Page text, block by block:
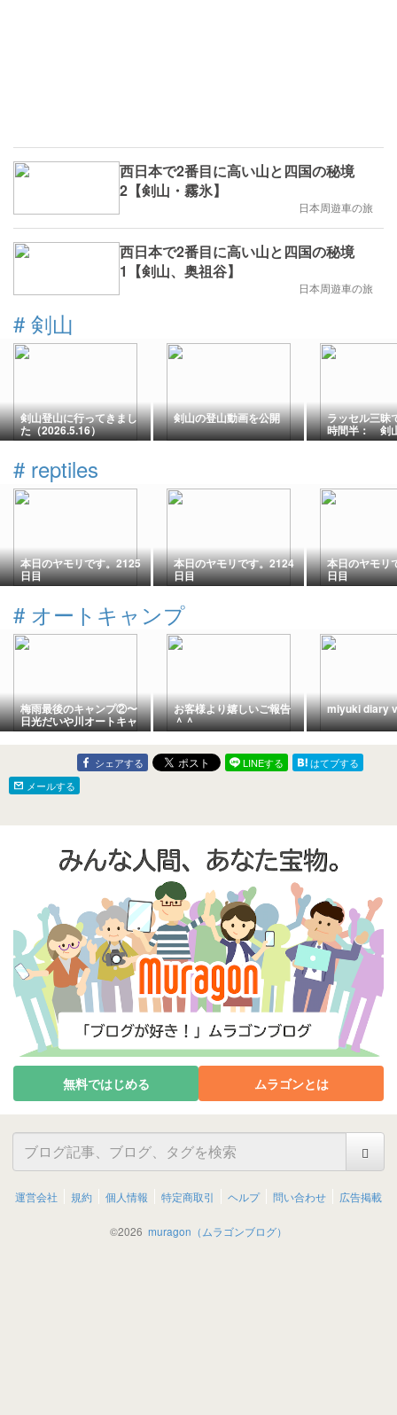
西日本で2番目に高い山と四国の秘境
2【剣山・霧氷】
日本周遊車の旅
西日本で2番目に高い山と四国の秘境
1【剣山、奥祖谷】
日本周遊車の旅
# 剣山
剣山登山に行ってきまし
た（2026.5.16）
剣山の登山動画を公開 ラッセル三昧
時間半：
# reptiles
本日のヤモリです。2125
日目
本日のヤモリです。2124
日目
本日のヤモリ
日目
# オートキャンプ
梅雨最後のキャンプ②〜
日光だいや川オートキャ
ンプ場〜
お客様より嬉しいご報告
＾＾
miyuki diary
シェアする LINEする
はてブする
メールする
無料ではじめる ムラゴンとは
運営会社 規約 個人情報 特定商取引 ヘルプ 問い合わせ 広告掲載
©2026 muragon（ムラゴンブログ）